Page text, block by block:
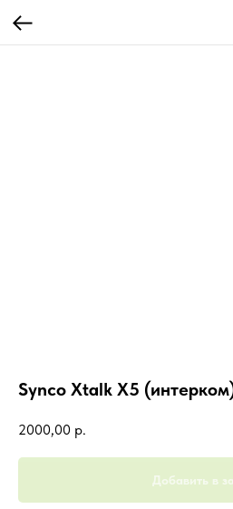
Synco Xtalk X5
2000,00 р.
Добавить в